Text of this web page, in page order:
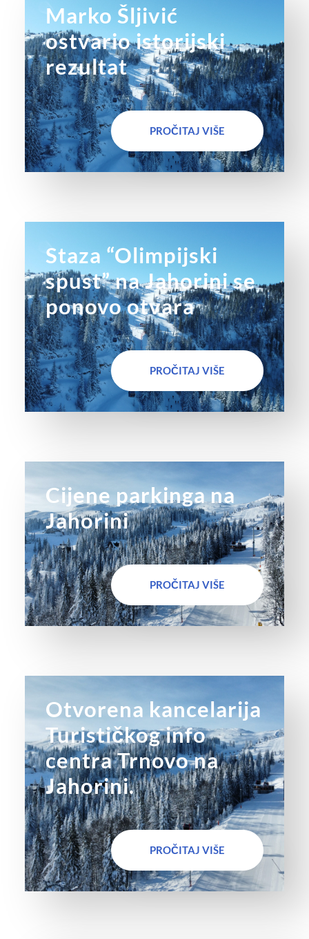
Marko Šljivić
ostvario istorijski
rezultat
PROČITAJ VIŠE
Staza “Olimpijski
spust” na Jahorini se
ponovo otvara
PROČITAJ VIŠE
Cijene parkinga na
Jahorini
PROČITAJ VIŠE
Otvorena kancelarija
Turističkog info
centra Trnovo na
Jahorini.
PROČITAJ VIŠE